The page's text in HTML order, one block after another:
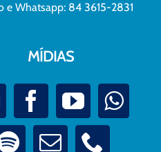
e Whatsapp: 84 3615-2831
MÍDIAS